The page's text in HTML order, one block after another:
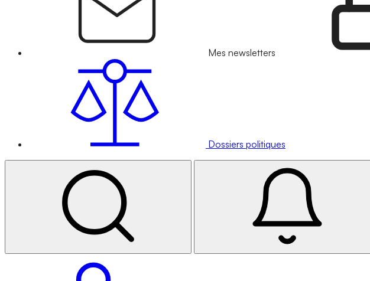
Mes newsletters
Dossiers politiques